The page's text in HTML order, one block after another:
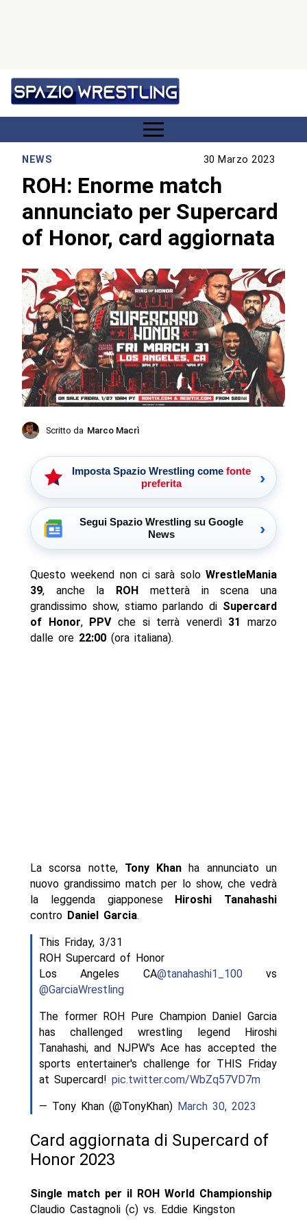
NEWS 30 Marzo 2023
ROH: Enorme match
annunciato per Supercard
of Honor, card aggiornata
Scritto da Marco Macrì
Imposta Spazio Wrestling come fonte
preferita
›
Segui Spazio Wrestling su Google
News
›
Questo weekend non ci sarà soloWrestleMania
39, anche la ROH
metterà in scena una
grandissimo show, stiamo parlando di Supercard
of Honor, PPVche si terrà venerdì 31
marzo
dalle ore 22:00(ora italiana).
La scorsa notte, Tony Khan ha annunciato un
nuovo grandissimo match per lo show, che vedrà
la leggenda giapponese
Hiroshi Tanahashi
contro Daniel Garcia.
This Friday, 3/31
ROH Supercard of Honor
Los Angeles CA@tanahashi1_100vs
@GarciaWrestling
The former ROH Pure Champion Daniel Garcia
has challenged wrestling legend Hiroshi
Tanahashi, and NJPW's Ace has accepted the
sports entertainer's challenge for THIS Friday
at Supercard! pic.twitter.com/WbZq57VD7m
— Tony Khan (@TonyKhan) March 30, 2023
Card aggiornata di Supercard of
Honor 2023
Single match per il ROH World Championship
Claudio Castagnoli (c) vs. Eddie Kingston